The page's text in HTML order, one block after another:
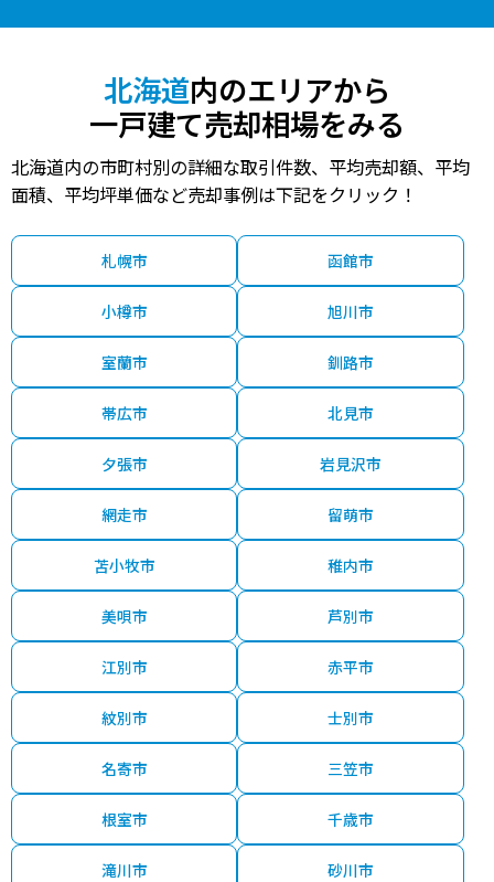
北海道内のエリアから
一戸建て売却相場をみる
北海道内の市町村別の詳細な取引件数、平均売却額、平均
面積、平均坪単価など売却事例は下記をクリック！
札幌市 函館市
小樽市 旭川市
室蘭市 釧路市
帯広市 北見市
夕張市 岩見沢市
網走市 留萌市
苫小牧市 稚内市
美唄市 芦別市
江別市 赤平市
紋別市 士別市
名寄市 三笠市
根室市 千歳市
滝川市 砂川市